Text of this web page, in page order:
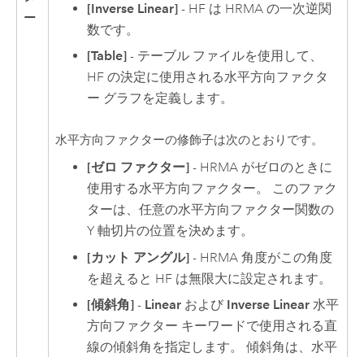
ー
[Inverse Linear] - HF は HRMA の一次逆関
数です。
[Table] - テーブル ファイルを使用して、
HF の決定に使用される水平方向ファクタ
ー グラフを定義します。
水平方向ファクターの修飾子は次のとおりです。
[ゼロ ファクター] - HRMA がゼロのときに
使用する水平方向ファクター。 このファク
ターは、任意の水平方向ファクター関数の
Y 軸切片の位置を決めます。
[カット アングル] - HRMA 角度がこの角度
を超えると HF は無限大に設定されます。
[傾斜角] - Linear および Inverse Linear 水平
方向ファクター キーワードで使用される直
線の傾斜角を指定します。 傾斜角は、水平